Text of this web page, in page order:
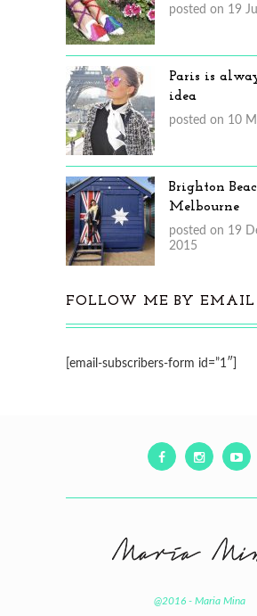
posted on 19
Paris is
idea
posted on 10
Brighton
Melbourne
posted on 19
2015
FOLLOW ME BY EMAIL
[email-subscribers-form id=”1″]
@2016 - Maria Mina